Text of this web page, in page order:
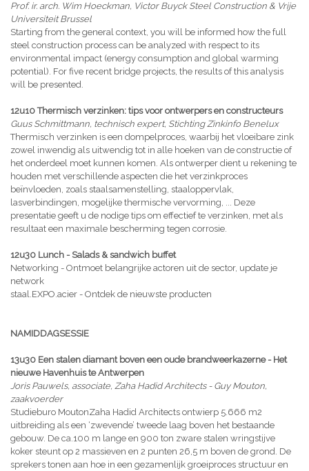
Prof. ir. arch. Wim Hoeckman, Victor Buyck Steel Construction & Vrije
Universiteit Brussel
Starting from the general context, you will be informed how the full
steel construction process can be analyzed with respect to its
environmental impact (energy consumption and global warming
potential). For five recent bridge projects, the results of this analysis
will be presented.
12u10 Thermisch verzinken: tips voor ontwerpers en constructeurs
Guus Schmittmann, technisch expert, Stichting Zinkinfo Benelux
Thermisch verzinken is een dompelproces, waarbij het vloeibare zink
zowel inwendig als uitwendig tot in alle hoeken van de constructie of
het onderdeel moet kunnen komen. Als ontwerper dient u rekening te
houden met verschillende aspecten die het verzinkproces
beïnvloeden, zoals staalsamenstelling, staaloppervlak,
lasverbindingen, mogelijke thermische vervorming, ... Deze
presentatie geeft u de nodige tips om effectief te verzinken, met als
resultaat een maximale bescherming tegen corrosie.
12u30 Lunch - Salads & sandwich buffet
Networking - Ontmoet belangrijke actoren uit de sector, update je
network
staal.EXPO.acier - Ontdek de nieuwste producten
NAMIDDAGSESSIE
13u30 Een stalen diamant boven een oude brandweerkazerne - Het
nieuwe Havenhuis te Antwerpen
Joris Pauwels, associate, Zaha Hadid Architects - Guy Mouton,
zaakvoerder
Studieburo MoutonZaha Hadid Architects ontwierp 5.666 m2
uitbreiding als een ‘zwevende’ tweede laag boven het bestaande
gebouw. De ca.100 m lange en 900 ton zware stalen wringstijve
koker steunt op 2 massieven en 2 punten 26,5 m boven de grond. De
sprekers tonen aan hoe in een gezamenlijk groeiproces structuur en